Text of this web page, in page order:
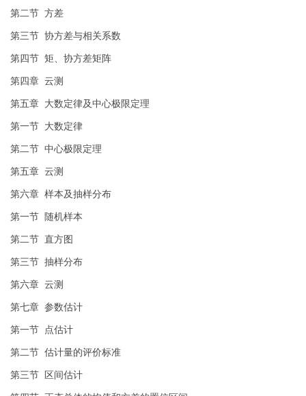
第二节 方差
第三节 协方差与相关系数
第四节 矩、协方差矩阵
第四章 云测
第五章 大数定律及中心极限定理
第一节 大数定律
第二节 中心极限定理
第五章 云测
第六章 样本及抽样分布
第一节 随机样本
第二节 直方图
第三节 抽样分布
第六章 云测
第七章 参数估计
第一节 点估计
第二节 估计量的评价标准
第三节 区间估计